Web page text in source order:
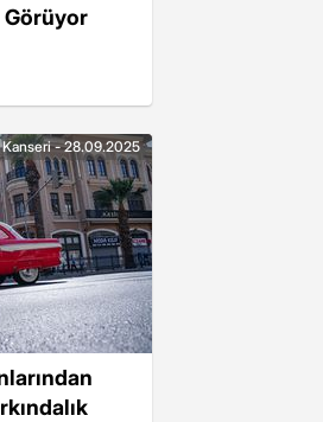
Görüyor
Kanseri - 28.09.2025